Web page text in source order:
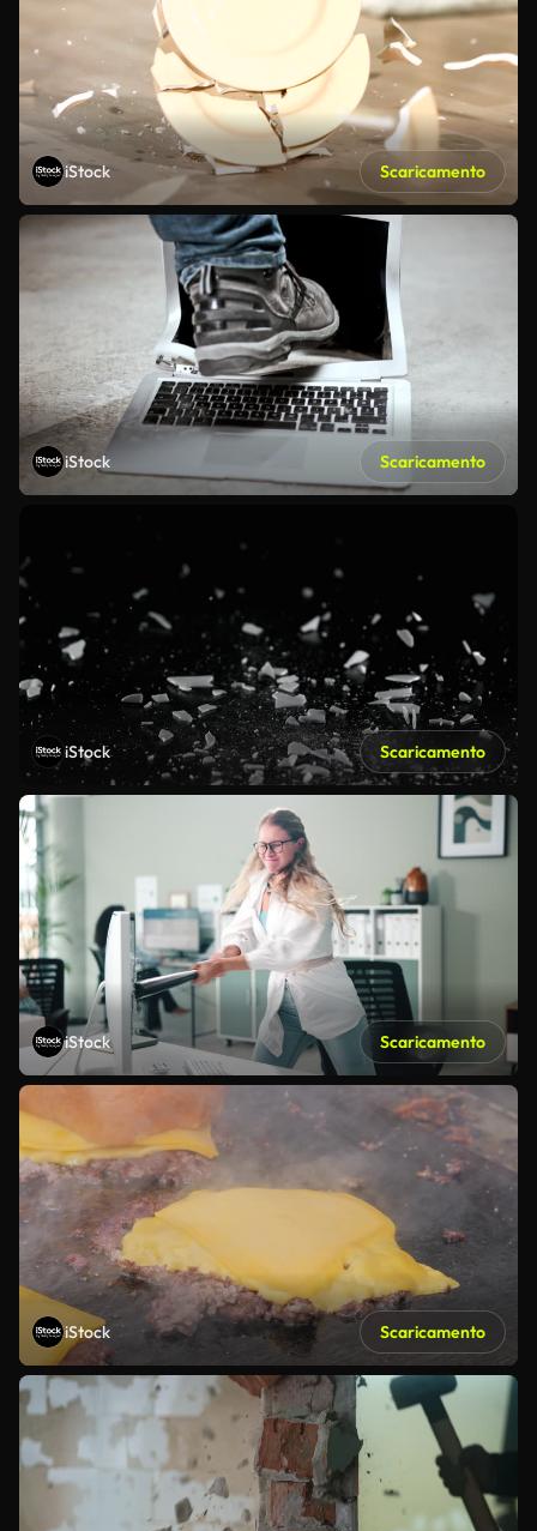
iStock Scaricamento
iStock Scaricamento
iStock Scaricamento
iStock Scaricamento
iStock Scaricamento